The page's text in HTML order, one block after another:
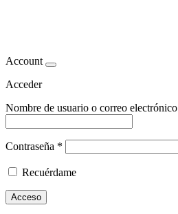
Account
Acceder
Nombre de usuario o correo electrónico
Contraseña *
Recuérdame
Acceso